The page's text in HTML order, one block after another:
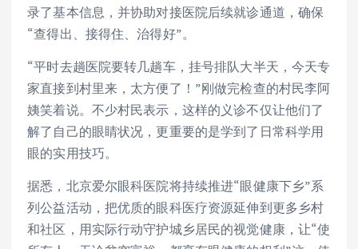
录了基本信息，并协助对接医院后续就诊通道，确保
“查得出、接得住、治得好”。
“平时去趟医院要转几趟车，挂号排队大半天，今天专
家直接到村里来，太方便了！”刚做完检查的村民李阿
姨笑着说。不少村民表示，这样的义诊不仅让他们了
解了自己的眼睛状况，更重要的是学到了日常科学用
眼的实用技巧。
据悉，北京爱尔眼科医院将持续推进“眼健康下乡”系
列公益活动，把优质的眼科医疗资源延伸到更多乡村
和社区，用实际行动守护城乡居民的视觉健康，让“使